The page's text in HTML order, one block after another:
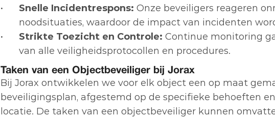
Snelle Incidentrespons: Onze beveiligers reageren
noodsituaties, waardoor de impact van incidenten
Strikte Toezicht en Controle: Continue monitoring
van alle veiligheidsprotocollen en procedures.
Taken van een Objectbeveiliger bij Jorax
Bij Jorax ontwikkelen we voor elk object een op maat
beveiligingsplan, afgestemd op de specifieke behoeften
locatie. De taken van een objectbeveiliger kunnen